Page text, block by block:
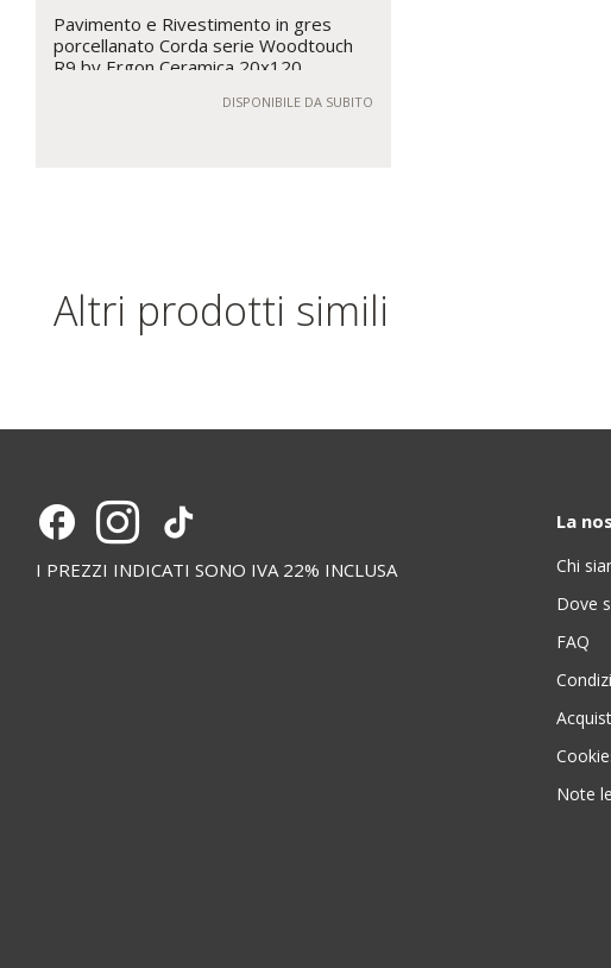
Pavimento e Rivestimento in gres
porcellanato Corda serie Woodtouch
R9 by Ergon Ceramica 20x120
DISPONIBILE DA SUBITO
Altri prodotti simili
I PREZZI INDICATI SONO IVA 22% INCLUSA
La
Chi
Dove
FAQ
Note